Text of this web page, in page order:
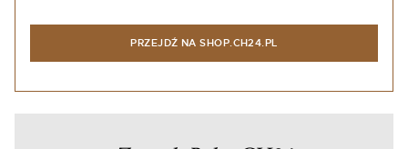
PRZEJDŹ NA SHOP.CH24.PL